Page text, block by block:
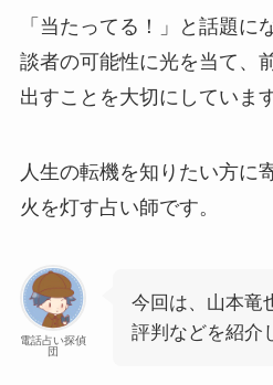
「当たってる！」と話題に
談者の可能性に光を当て、
出すことを大切にしています
人生の転機を知りたい方に
火を灯す占い師です。
電話占い探偵
団
今回は、山本竜
評判などを紹介